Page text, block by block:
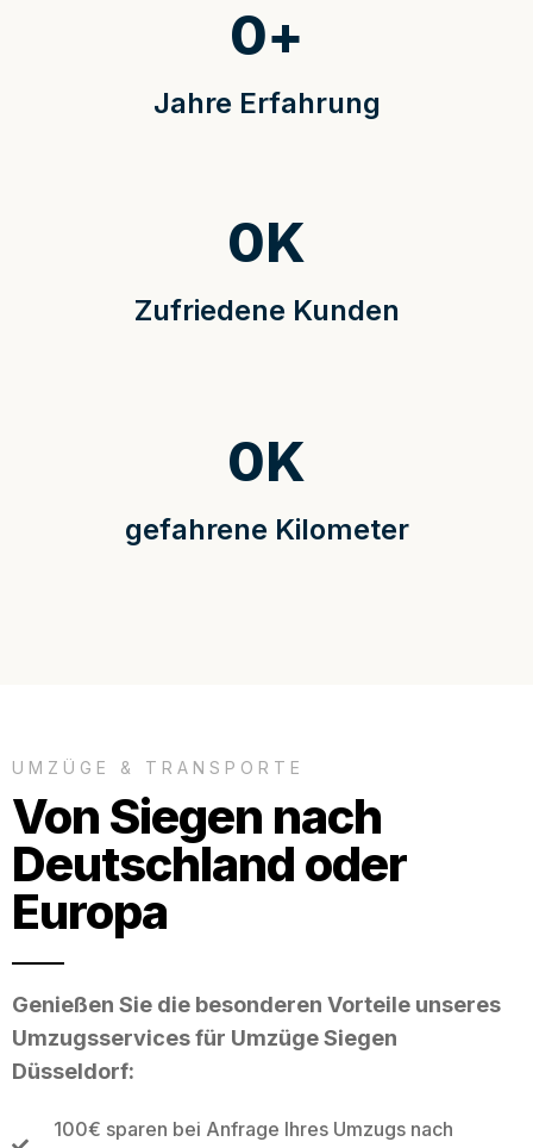
Jahre Erfahrung
0+
Zufriedene Kunden
0K
gefahrene Kilometer
0K
UMZÜGE & TRANSPORTE
Von Siegen nach
Deutschland oder
Europa
Genießen Sie die besonderen Vorteile unseres
Umzugsservices für Umzüge Siegen
Düsseldorf:
100€ sparen bei Anfrage Ihres Umzugs nach